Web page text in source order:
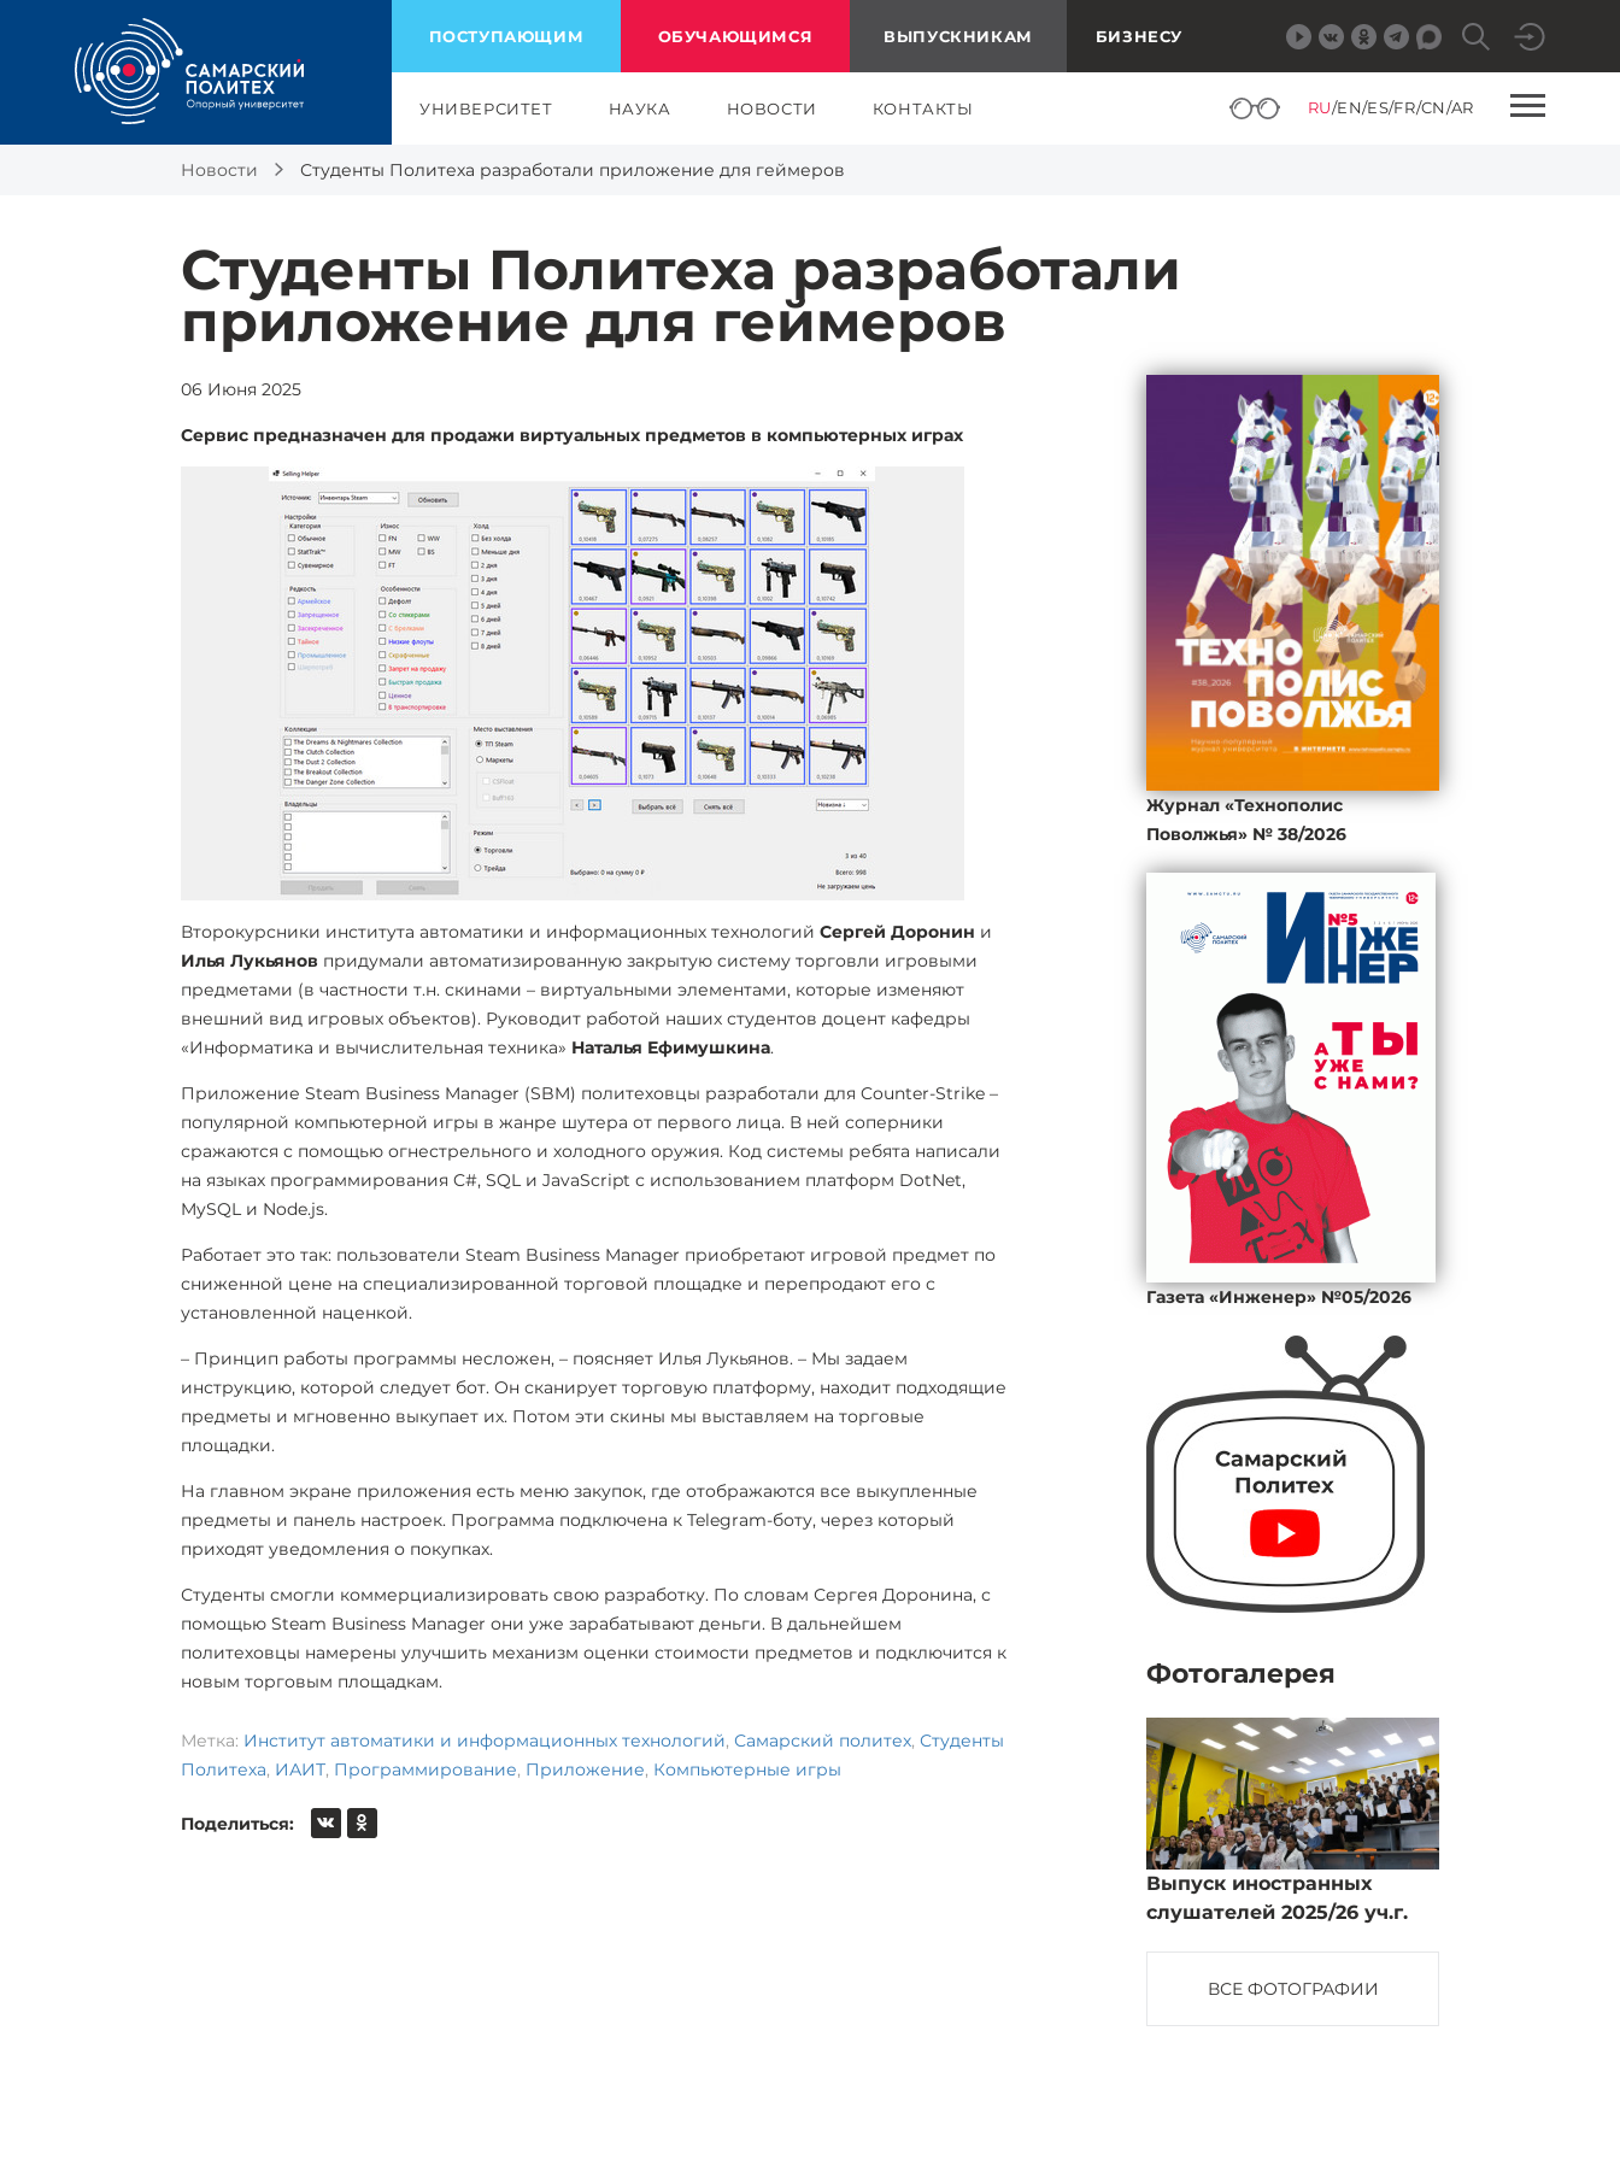
ПОСТУПАЮЩИМ ОБУЧАЮЩИМСЯ ВЫПУСКНИКАМ БИЗНЕСУ
УНИВЕРСИТЕТ НАУКА НОВОСТИ КОНТАКТЫ RU/EN/ES/FR/CN/AR
Новости Студенты Политеха разработали приложение для геймеров
Студенты Политеха разработали
приложение для геймеров
06 Июня 2025
Сервис предназначен для продажи виртуальных предметов в компьютерных играх
Второкурсники института автоматики и информационных технологий Сергей Доронин и
Илья Лукьянов придумали автоматизированную закрытую систему торговли игровыми
предметами (в частности т.н. скинами – виртуальными элементами, которые изменяют
внешний вид игровых объектов). Руководит работой наших студентов доцент кафедры
«Информатика и вычислительная техника» Наталья Ефимушкина.
Приложение Steam Business Manager (SBM) политеховцы разработали для Counter-Strike –
популярной компьютерной игры в жанре шутера от первого лица. В ней соперники
сражаются с помощью огнестрельного и холодного оружия. Код системы ребята написали
на языках программирования C#, SQL и JavaScript с использованием платформ DotNet,
MySQL и Node.js.
Работает это так: пользователи Steam Business Manager приобретают игровой предмет по
сниженной цене на специализированной торговой площадке и перепродают его с
установленной наценкой.
– Принцип работы программы несложен, – поясняет Илья Лукьянов. – Мы задаем
инструкцию, которой следует бот. Он сканирует торговую платформу, находит подходящие
предметы и мгновенно выкупает их. Потом эти скины мы выставляем на торговые
площадки.
На главном экране приложения есть меню закупок, где отображаются все выкупленные
предметы и панель настроек. Программа подключена к Telegram-боту, через который
приходят уведомления о покупках.
Студенты смогли коммерциализировать свою разработку. По словам Сергея Доронина, с
помощью Steam Business Manager они уже зарабатывают деньги. В дальнейшем
политеховцы намерены улучшить механизм оценки стоимости предметов и подключится к
новым торговым площадкам.
Метка: Институт автоматики и информационных технологий, Самарский политех, Студенты
Политеха, ИАИТ, Программирование, Приложение, Компьютерные игры
Поделиться:
Журнал «Технополис
Поволжья» № 38/2026
Газета «Инженер» №05/2026
Фотогалерея
Выпуск иностранных
слушателей 2025/26 уч.г.
ВСЕ ФОТОГРАФИИ